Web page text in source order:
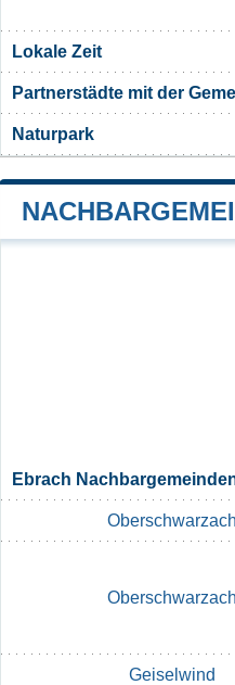
Lokale Zeit
Partnerstädte mit der
Naturpark
Ebrach
Oberschwarzach
Oberschwarzach
Geiselwind